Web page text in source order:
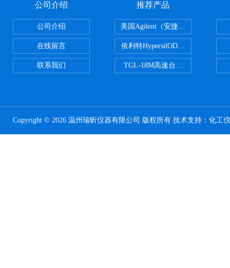
公司介绍
公司介绍
在线留言
联系我们
推荐产品
美国Agilent（安捷伦） PLOT色谱
依利特HypersilODS2/C18/C8/
TGL-18M高速台式冷冻离心机
Copyright © 2026 温州瑞昕仪器有限公司 版权所有 技术支持： 化工